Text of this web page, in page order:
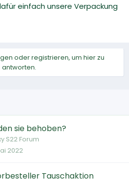
einfach unsere Verpackung
oder registrieren, um hier zu
antworten.
sie behoben?
S22 Forum
2022
Tauschaktion